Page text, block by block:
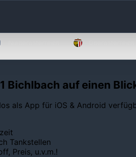
Bichlbach auf einen
als App für iOS & Android
Tankstellen
Preis, u.v.m.!